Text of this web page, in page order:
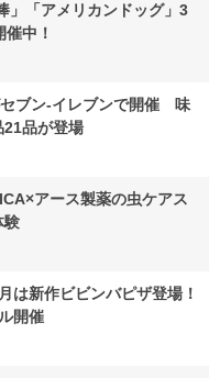
」「アメリカンドッグ」3
中！
ブン-イレブンで開催 味
21品が登場
アース製薬の虫ケアス
験
は新作ビビンバピザ登場！
開催